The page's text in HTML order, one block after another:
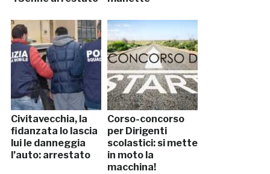
Civitavecchia, la
fidanzata lo lascia
lui le danneggia
l’auto: arrestato
Corso-concorso
per Dirigenti
scolastici: si mette
in moto la
macchina!